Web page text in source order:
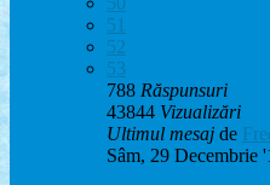
51
52
53
788 Răspunsuri
43844 Vizualizări
Ultimul mesaj de
Sâm, 29 Decembrie